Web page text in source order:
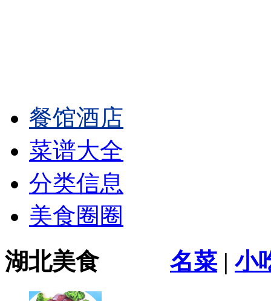
餐馆酒店
菜谱大全
分类信息
美食圈圈
湖北美食 名菜 |小